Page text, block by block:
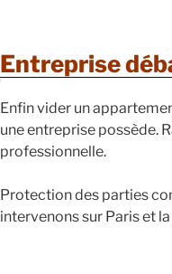
Entreprise
Enfin vider un
une entreprise possède.
professionnelle.
Protection des parties
intervenons sur Paris et